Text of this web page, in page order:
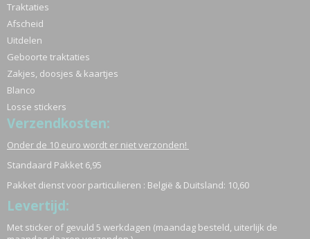
Traktaties
Afscheid
Uitdelen
Geboorte traktaties
Zakjes, doosjes & kaartjes
Blanco
Losse stickers
Verzendkosten:
Onder de 10 euro wordt er niet verzonden!
Standaard Pakket 6,95
Pakket dienst voor particulieren : België & Duitsland: 10,60
Levertijd:
Met sticker of gevuld 5 werkdagen (maandag besteld, uiterlijk de